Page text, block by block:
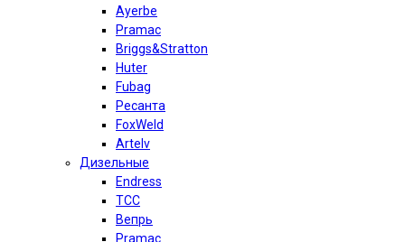
Ayerbe
Pramac
Briggs&Stratton
Huter
Fubag
Ресанта
FoxWeld
Artelv
Дизельные
Endress
TCC
Вепрь
Pramac